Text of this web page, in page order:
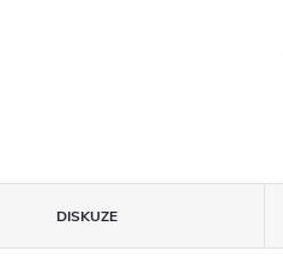
DISKUZE